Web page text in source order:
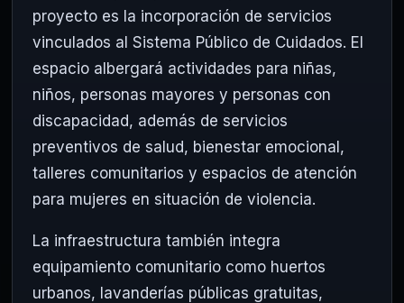
proyecto es la incorporación de servicios
vinculados al Sistema Público de Cuidados. El
espacio albergará actividades para niñas,
niños, personas mayores y personas con
discapacidad, además de servicios
preventivos de salud, bienestar emocional,
talleres comunitarios y espacios de atención
para mujeres en situación de violencia.
La infraestructura también integra
equipamiento comunitario como huertos
urbanos, lavanderías públicas gratuitas,